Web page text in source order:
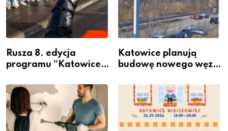
Rusza 8. edycja
programu “Katowice
– nabór dla
przedsiębiorców
Katowice planują
budowę nowego węzła
Podlesiu